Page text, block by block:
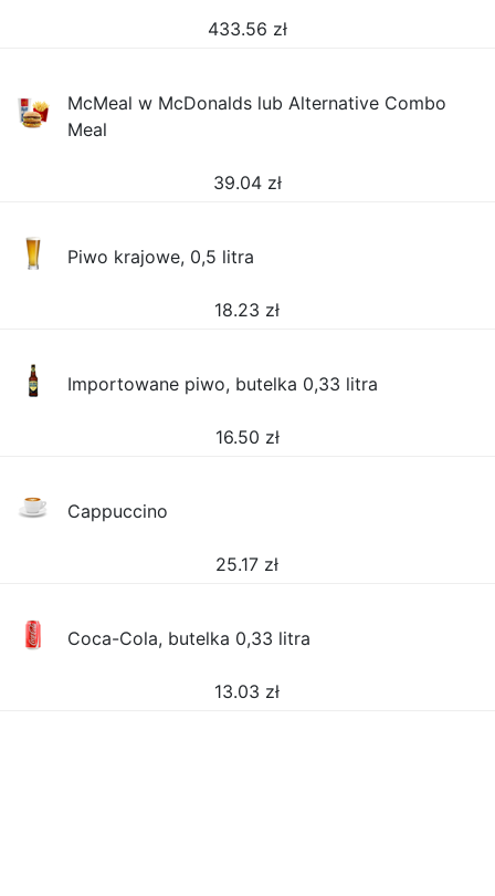
433.56 zł
McMeal w McDonalds lub Alternative Combo
Meal
39.04 zł
Piwo krajowe, 0,5 litra
18.23 zł
Importowane piwo, butelka 0,33 litra
16.50 zł
Cappuccino
25.17 zł
Coca-Cola, butelka 0,33 litra
13.03 zł